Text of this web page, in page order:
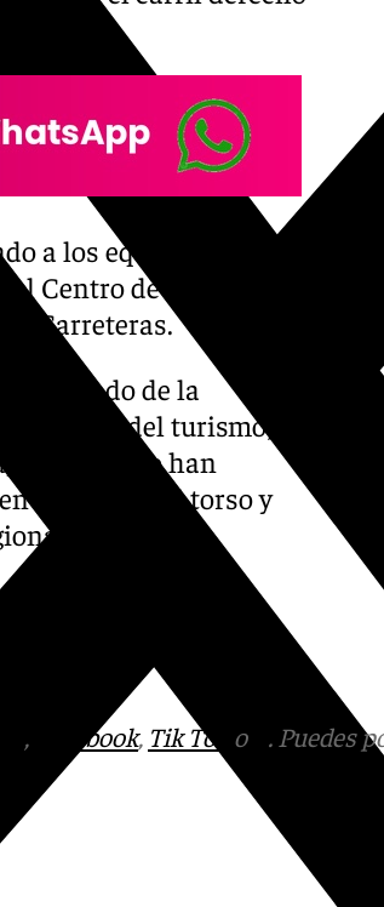
a los equipos de
al Centro de
Carreteras.
ha tratado de la
del turismo; y
de la que no han
el rostro y el torso y
de Málaga.
ponerte en contacto
, Facebook, Tik Tok o
. Puedes